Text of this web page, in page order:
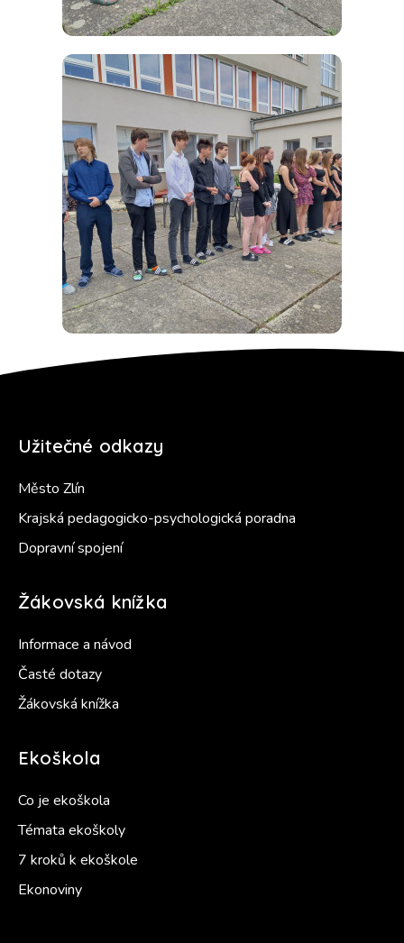
Užitečné odkazy
Město Zlín
Krajská pedagogicko-psychologická poradna
Dopravní spojení
Žákovská knížka
Informace a návod
Časté dotazy
Žákovská knížka
Ekoškola
Co je ekoškola
Témata ekoškoly
7 kroků k ekoškole
Ekonoviny